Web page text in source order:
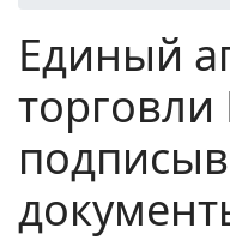
Единый
торговли